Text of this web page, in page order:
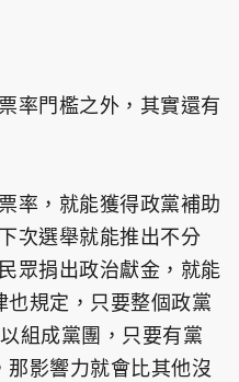
率門檻之外，其實還有
率，就能獲得政黨補助
次選舉就能推出不分
眾捐出政治獻金，就能
也規定，只要整個政黨
組成黨團，只要有黨
那影響力就會比其他沒